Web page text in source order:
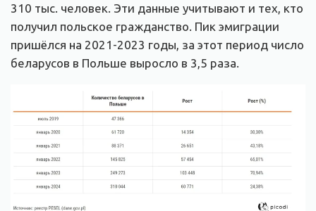
310 тыс. человек. Эти данные учитывают и тех, кто
получил польское гражданство. Пик эмиграции
пришёлся на 2021-2023 годы, за этот период число
беларусов в Польше выросло в 3,5 раза.